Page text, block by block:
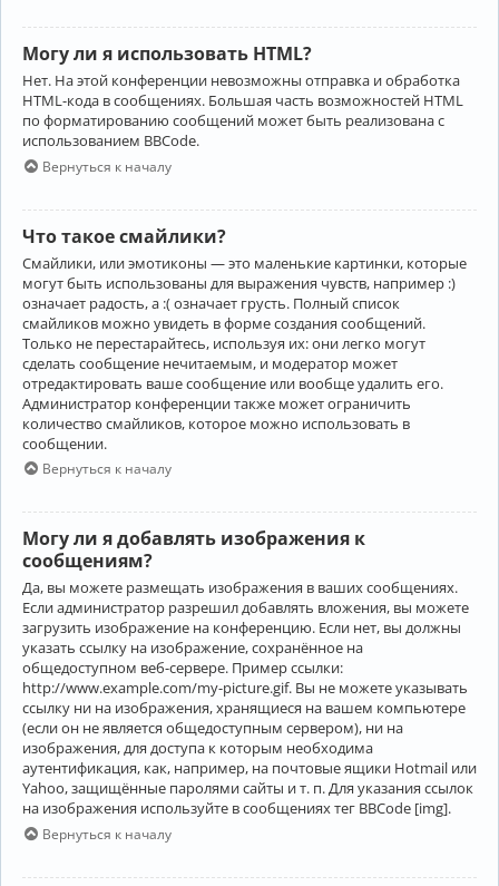
Могу ли я использовать HTML?
Нет. На этой конференции невозможны отправка и обработка
HTML-кода в сообщениях. Большая часть возможностей HTML
по форматированию сообщений может быть реализована с
использованием BBCode.
Вернуться к началу
Что такое смайлики?
Смайлики, или эмотиконы — это маленькие картинки, которые
могут быть использованы для выражения чувств, например :)
означает радость, а :( означает грусть. Полный список
смайликов можно увидеть в форме создания сообщений.
Только не перестарайтесь, используя их: они легко могут
сделать сообщение нечитаемым, и модератор может
отредактировать ваше сообщение или вообще удалить его.
Администратор конференции также может ограничить
количество смайликов, которое можно использовать в
сообщении.
Вернуться к началу
Могу ли я добавлять изображения к
сообщениям?
Да, вы можете размещать изображения в ваших сообщениях.
Если администратор разрешил добавлять вложения, вы можете
загрузить изображение на конференцию. Если нет, вы должны
указать ссылку на изображение, сохранённое на
общедоступном веб-сервере. Пример ссылки:
http://www.example.com/my-picture.gif. Вы не можете указывать
ссылку ни на изображения, хранящиеся на вашем компьютере
(если он не является общедоступным сервером), ни на
изображения, для доступа к которым необходима
аутентификация, как, например, на почтовые ящики Hotmail или
Yahoo, защищённые паролями сайты и т. п. Для указания ссылок
на изображения используйте в сообщениях тег BBCode [img].
Вернуться к началу